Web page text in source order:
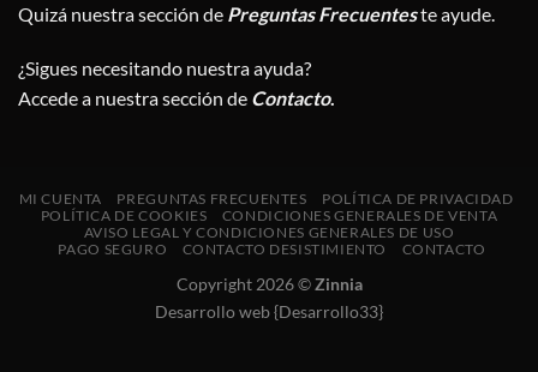
Quizá nuestra sección de Preguntas Frecuenteste ayude.
¿Sigues necesitando nuestra ayuda?
Accede a nuestra sección de Contacto.
MI CUENTA PREGUNTAS FRECUENTES
POLÍTICA DE PRIVACIDAD
POLÍTICA DE COOKIES
CONDICIONES GENERALES DE VENTA
AVISO LEGAL Y CONDICIONES GENERALES DE USO
PAGO SEGURO
CONTACTO DESISTIMIENTO CONTACTO
Copyright 2026 ©Zinnia
Desarrollo web {Desarrollo33}